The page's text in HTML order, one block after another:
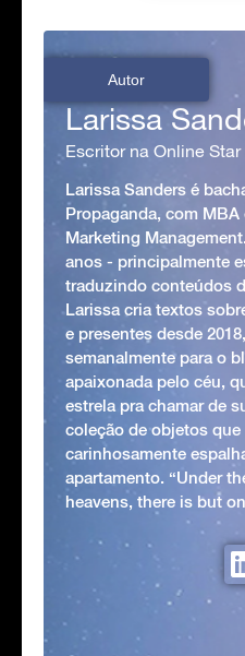
Autor
Larissa
Escritor na Online
Larissa Sanders é
Propaganda, com
Marketing
anos - principalmente
traduzindo conteúdos
Larissa cria textos
e presentes desde
semanalmente para o
apaixonada pelo céu,
estrela pra chamar de
coleção de objetos
carinhosamente
apartamento. “Under
heavens, there is but